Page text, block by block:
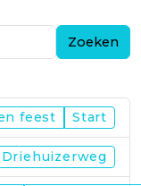
Zoeken
feest Start